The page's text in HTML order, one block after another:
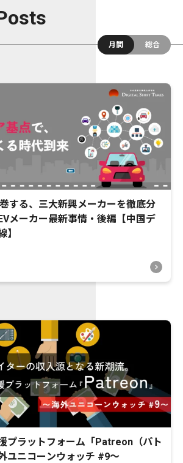
月間
総合
する、三大新興メーカーを徹底分
メーカー最新事情・後編【中国デ
】
プラットフォーム「Patreon（パト
ユニコーンウォッチ #9〜